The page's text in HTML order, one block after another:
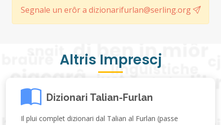
Segnale un erôr a dizionarifurlan@serling.org
Altris Imprescj
Dizionari Talian-Furlan
Il plui complet dizionari dal Talian al Furlan (passe